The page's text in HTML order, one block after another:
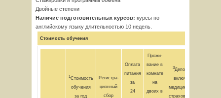
Двойные степени
Наличие подготовительных курсов: курсы по
английскому языку длительностью 10 недель.
Стоимость обучения
1Стоимость
обучения
за год
Регистра-
ционный
сбор
Оплата
питания
за
24
Прожи-
вание в
комнате
на
двоих в
3Депозит,
включая
медицинскую
страховку на